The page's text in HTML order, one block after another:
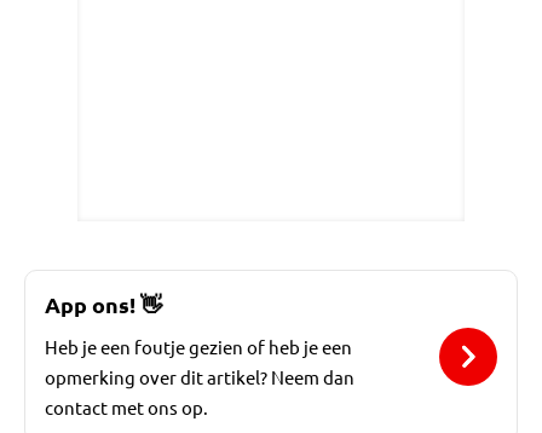
App ons!👋
Heb je een foutje gezien of heb je een
opmerking over dit artikel? Neem dan
contact met ons op.